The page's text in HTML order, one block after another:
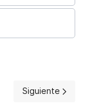
de Cuentas 2022
Artículo siguiente:
Siguiente